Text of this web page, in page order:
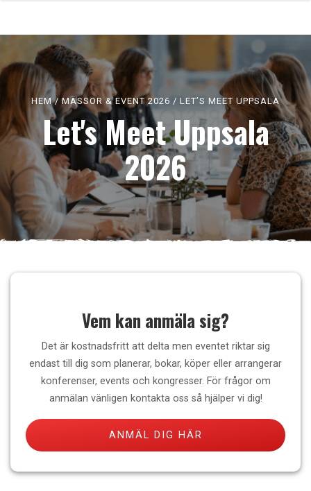
HEM/MÄSSOR & EVENT 2026 / LET’S MEET UPPSALA
Let's Meet Uppsala
2026
Vem kan anmäla sig?
Det är kostnadsfritt att delta men eventet riktar sig
endast till dig som planerar, bokar, köper eller arrangerar
konferenser, events och kongresser. För frågor om
anmälan vänligen kontakta oss så hjälper vi dig!
ANMÄL DIG HÄR